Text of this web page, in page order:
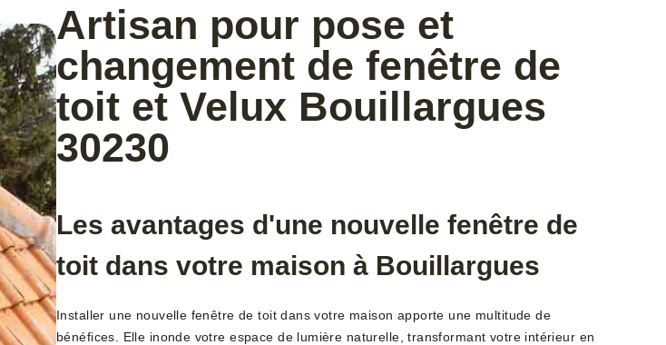
Artisan pour pose et
changement de fenêtre de
toit et Velux Bouillargues
30230
Les avantages d'une nouvelle fenêtre de
toit dans votre maison à Bouillargues
Installer une nouvelle fenêtre de toit dans votre maison apporte une multitude de
bénéfices. Elle inonde votre espace de lumière naturelle, transformant votre intérieur en